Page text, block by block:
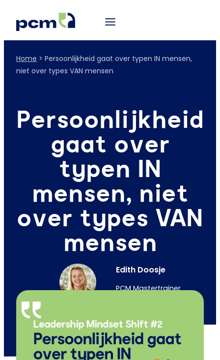
Home > Persoonlijkheid gaat over typen IN mensen,
niet over types VAN mensen
Persoonlijkheid
gaat over
typen IN
mensen, niet
over types VAN
mensen
Edith Doosje
PCM Mastertrainer